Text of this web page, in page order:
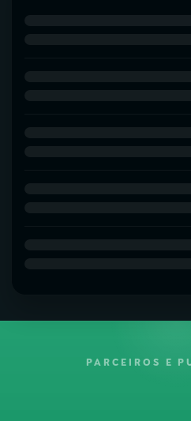
PARCEIROS E